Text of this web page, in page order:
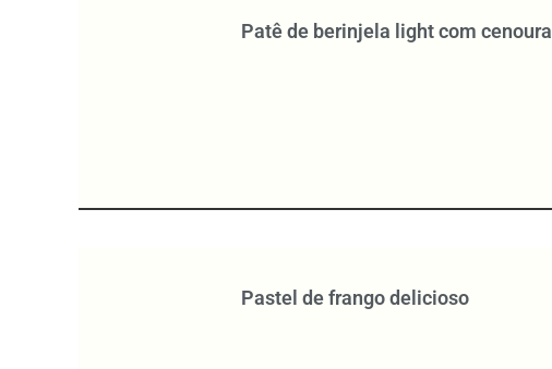
Patê de berinjela light com cenoura
Pastel de frango delicioso